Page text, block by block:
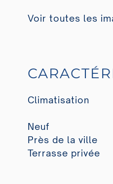
Voir toutes les
Climatisation
Neuf
Près de la ville
Terrasse privée